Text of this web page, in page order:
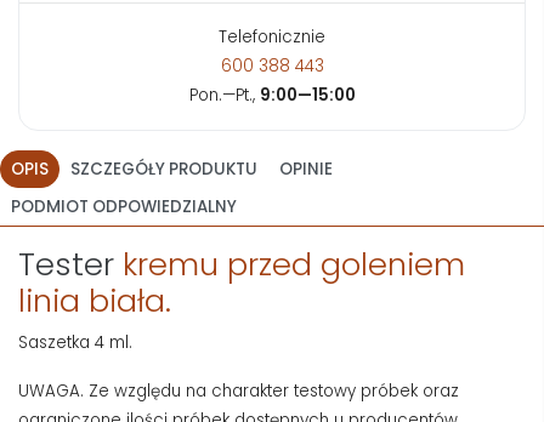
Telefonicznie
600 388 443
Pon.—Pt., 9:00—15:00
OPIS SZCZEGÓŁY PRODUKTU
OPINIE
PODMIOT ODPOWIEDZIALNY
Tester kremu przed goleniem
linia biała.
Saszetka 4 ml.
UWAGA. Ze względu na charakter testowy próbek oraz